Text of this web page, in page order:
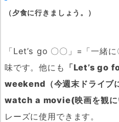
（夕食に行きましょう。）
「Let’s go 〇〇」=「一緒
味です。他にも 「Let’s go
weekend（今週末ドライブ
watch a movie(映画を観に
レーズに使用できます。